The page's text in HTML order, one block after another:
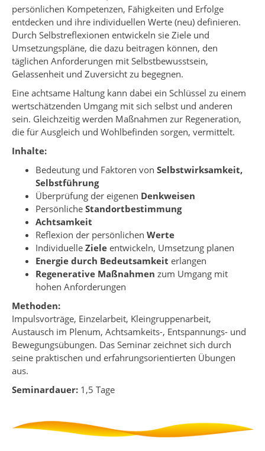
persönlichen Kompetenzen, Fähigkeiten und Erfolge
entdecken und ihre individuellen Werte (neu) definieren.
Durch Selbstreflexionen entwickeln sie Ziele und
Umsetzungspläne, die dazu beitragen können, den
täglichen Anforderungen mit Selbstbewusstsein,
Gelassenheit und Zuversicht zu begegnen.
Eine achtsame Haltung kann dabei ein Schlüssel zu einem
wertschätzenden Umgang mit sich selbst und anderen
sein. Gleichzeitig werden Maßnahmen zur Regeneration,
die für Ausgleich und Wohlbefinden sorgen, vermittelt.
Inhalte:
Bedeutung und Faktoren von Selbstwirksamkeit,
Selbstführung
Überprüfung der eigenen Denkweisen
Persönliche Standortbestimmung
Achtsamkeit
Reflexion der persönlichen Werte
Individuelle Ziele entwickeln, Umsetzung planen
Energie durch Bedeutsamkeit erlangen
Regenerative Maßnahmen zum Umgang mit
hohen Anforderungen
Methoden:
Impulsvorträge, Einzelarbeit, Kleingruppenarbeit,
Austausch im Plenum, Achtsamkeits-, Entspannungs- und
Bewegungsübungen. Das Seminar zeichnet sich durch
seine praktischen und erfahrungsorientierten Übungen
aus.
Seminardauer: 1,5 Tage